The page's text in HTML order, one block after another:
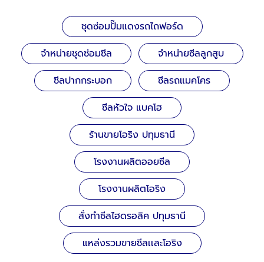
ชุดซ่อมปั๊มแดงรถไถฟอร์ด
จำหน่ายชุดซ่อมซีล
จำหน่ายซีลลูกสูบ
ซีลปากกระบอก
ซีลรถแมคโคร
ซีลหัวใจ แบคโฮ
ร้านขายโอริง ปทุมธานี
โรงงานผลิตออยซีล
โรงงานผลิตโอริง
สั่งทำซีลไฮดรอลิค ปทุมธานี
แหล่งรวมขายซีลเเละโอริง